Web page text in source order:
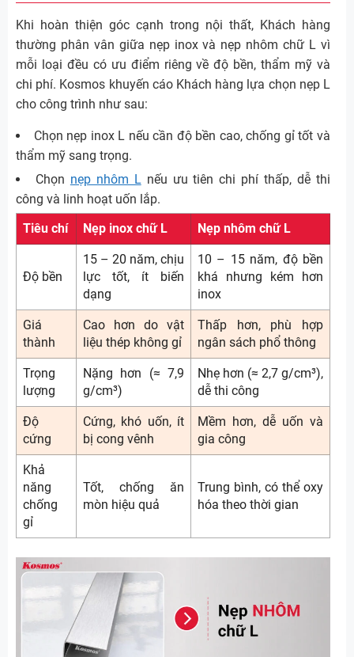
Khi hoàn thiện góc cạnh trong nội thất, Khách hàng
thường phân vân giữa nẹp inox và nẹp nhôm chữ L vì
mỗi loại đều có ưu điểm riêng về độ bền, thẩm mỹ và
chi phí. Kosmos khuyến cáo Khách hàng lựa chọn nẹp L
cho công trình như sau:
Chọn nẹp inox L nếu cần độ bền cao, chống gỉ tốt và
thẩm mỹ sang trọng.
Chọn nẹp nhôm L nếu ưu tiên chi phí thấp, dễ thi
công và linh hoạt uốn lắp.
Tiêu chí
Nẹp inox chữ L Nẹp nhôm chữ L
Độ bền
15 – 20 năm, chịu
lực tốt, ít biến
dạng
10 – 15 năm, độ bền
khá nhưng kém hơn
inox
Giá
thành
Cao hơn do vật
liệu thép không gỉ
Thấp hơn, phù hợp
ngân sách phổ thông
Trọng
lượng
Nặng hơn (≈ 7,9
g/cm³)
Nhẹ hơn (≈ 2,7 g/cm³),
dễ thi công
Độ
cứng
Cứng, khó uốn, ít
bị cong vênh
Mềm hơn, dễ uốn và
gia công
Khả
năng
chống
gỉ
Tốt, chống ăn
mòn hiệu quả
Trung bình, có thể oxy
hóa theo thời gian